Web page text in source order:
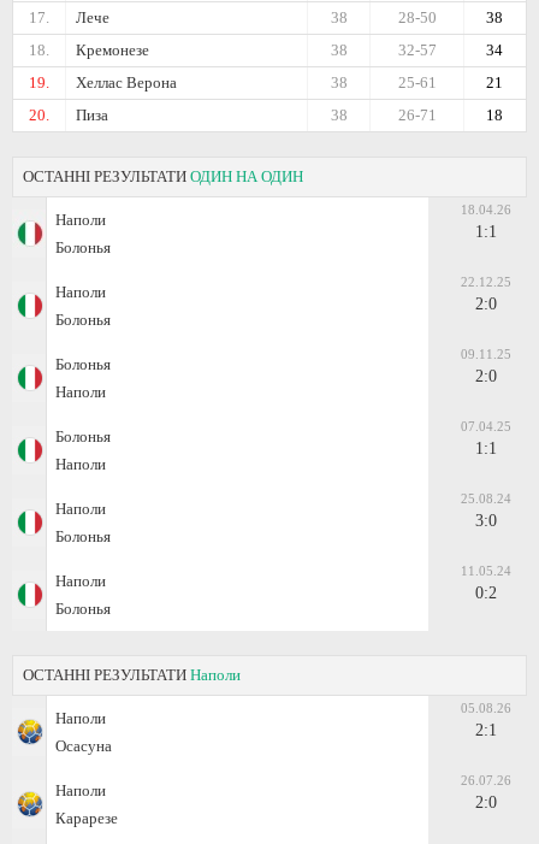
17. Лече 38
28-50
38
18.
Кремонезе 34
32-57
38
19.
Хеллас Верона 21
25-61
38
20.
Пиза 18
26-71
38
ОСТАННІ РЕЗУЛЬТАТИ ОДИН НА ОДИН
Наполи
Болонья
18.04.26
1:1
Наполи
Болонья
22.12.25
2:0
Болонья
Наполи
09.11.25
2:0
Болонья
Наполи
07.04.25
1:1
Наполи
Болонья
25.08.24
3:0
Наполи
Болонья
11.05.24
0:2
ОСТАННІ РЕЗУЛЬТАТИ Наполи
Наполи
Осасуна
05.08.26
2:1
Наполи
Карарезе
26.07.26
2:0